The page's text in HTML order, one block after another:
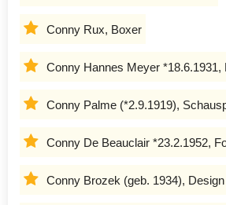
Conny Rux, Boxer
Conny Hannes Meyer *18.6.1931,
Conny Palme (*2.9.1919),
Conny De Beauclair *23.2.1952,
Conny Brozek (geb. 1934), Design